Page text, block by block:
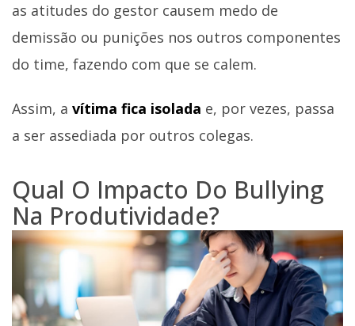
as atitudes do gestor causem medo de
demissão ou punições nos outros componentes
do time, fazendo com que se calem.
Assim, a vítima fica isolada e, por vezes, passa
a ser assediada por outros colegas.
Qual O Impacto Do Bullying
Na Produtividade?